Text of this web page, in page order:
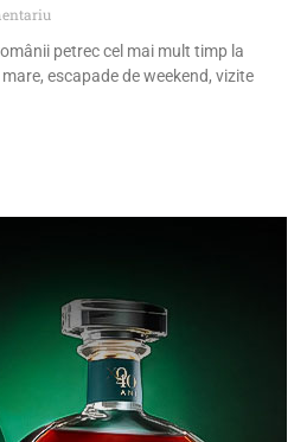
petrec cel mai mult timp la
escapade de weekend, vizite